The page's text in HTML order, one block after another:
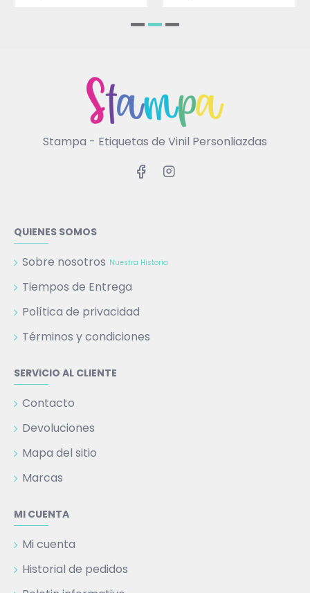
Stampa - Etiquetas de Vinil Personliazdas
QUIENES SOMOS
Sobre nosotros Nuestra Historia
Tiempos de Entrega
Política de privacidad
Términos y condiciones
SERVICIO AL CLIENTE
Contacto
Devoluciones
Mapa del sitio
Marcas
MI CUENTA
Mi cuenta
Historial de pedidos